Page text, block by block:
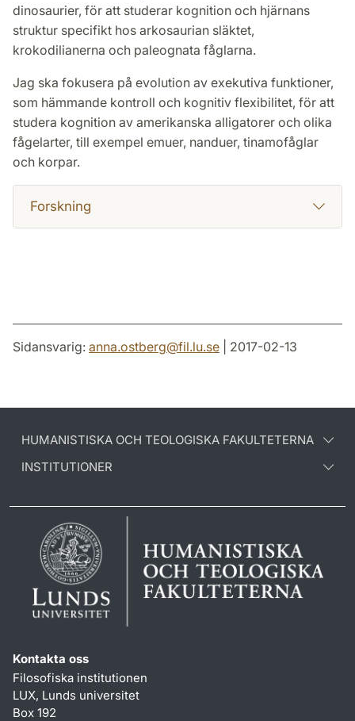
dinosaurier, för att studerar kognition och hjärnans
struktur specifikt hos arkosaurian släktet,
krokodilianerna och paleognata fåglarna.
Jag ska fokusera på evolution av exekutiva funktioner,
som hämmande kontroll och kognitiv flexibilitet, för att
studera kognition av amerikanska alligatorer och olika
fågelarter, till exempel emuer, nanduer, tinamofåglar
och korpar.
Forskning
Sidansvarig: anna.ostberg@fil.lu.se | 2017-02-13
HUMANISTISKA OCH TEOLOGISKA FAKULTETERNA
INSTITUTIONER
Kontakta oss
Filosofiska institutionen
LUX, Lunds universitet
Box 192